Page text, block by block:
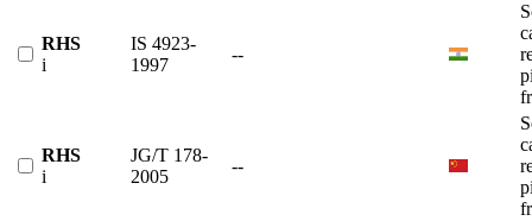
RHS
i
IS 4923-
1997
--
RHS
i
JG/T 178-
2005
--